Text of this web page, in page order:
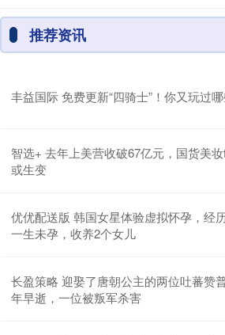
推荐资讯
丰益国际 免费更新“四骑士”！你又玩过哪
智选+ 去年上美营收破67亿元，国货美
或生变
优优配送版 韩国女星体验虚拟怀孕，经
一生未孕，收养2个女儿
长盈策略 迎娶了唐朝公主的两位吐蕃赞
年早逝，一位被叛军杀害